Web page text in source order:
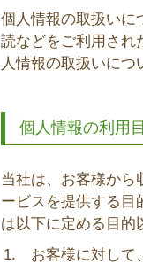
個人情報の取扱いに
読などをご利用され
人情報の取扱いにつ
個人情報の利用
当社は、お客様から
ービスを提供する目
は以下に定める目的
お客様に対して